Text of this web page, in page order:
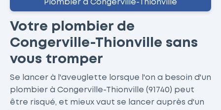
Plombier à Congerville-Thionville
Votre plombier de
Congerville-Thionville sans
vous tromper
Se lancer à l'aveuglette lorsque l'on a besoin d'un
plombier à Congerville-Thionville (91740) peut
être risqué, et mieux vaut se lancer auprès d'un